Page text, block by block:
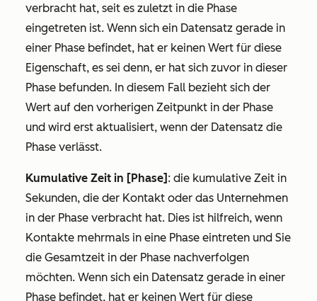
verbracht hat, seit es zuletzt in die Phase
eingetreten ist. Wenn sich ein Datensatz gerade in
einer Phase befindet, hat er keinen Wert für diese
Eigenschaft, es sei denn, er hat sich zuvor in dieser
Phase befunden. In diesem Fall bezieht sich der
Wert auf den vorherigen Zeitpunkt in der Phase
und wird erst aktualisiert, wenn der Datensatz die
Phase verlässt.
Kumulative Zeit in [Phase] : die kumulative Zeit in
Sekunden, die der Kontakt oder das Unternehmen
in der Phase verbracht hat. Dies ist hilfreich, wenn
Kontakte mehrmals in eine Phase eintreten und Sie
die Gesamtzeit in der Phase nachverfolgen
möchten. Wenn sich ein Datensatz gerade in einer
Phase befindet, hat er keinen Wert für diese